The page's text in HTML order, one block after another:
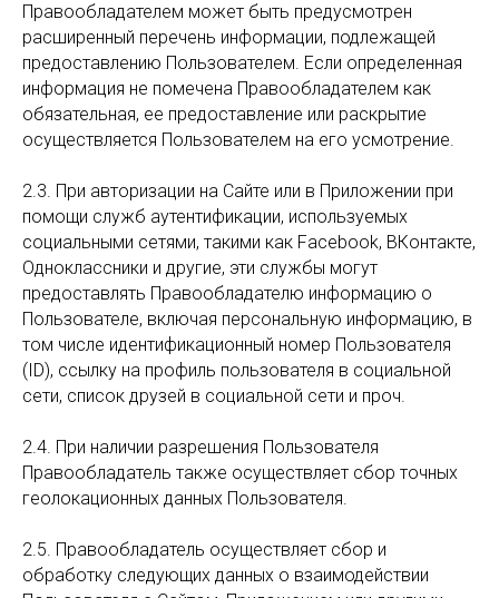
Правообладателем может быть предусмотрен
расширенный перечень информации, подлежащей
предоставлению Пользователем. Если определенная
информация не помечена Правообладателем как
обязательная, ее предоставление или раскрытие
осуществляется Пользователем на его усмотрение.
2.3. При авторизации на Сайте или в Приложении при
помощи служб аутентификации, используемых
социальными сетями, такими как Facebook, ВКонтакте,
Одноклассники и другие, эти службы могут
предоставлять Правообладателю информацию о
Пользователе, включая персональную информацию, в
том числе идентификационный номер Пользователя
(ID), ссылку на профиль пользователя в социальной
сети, список друзей в социальной сети и проч.
2.4. При наличии разрешения Пользователя
Правообладатель также осуществляет сбор точных
геолокационных данных Пользователя.
2.5. Правообладатель осуществляет сбор и
обработку следующих данных о взаимодействии